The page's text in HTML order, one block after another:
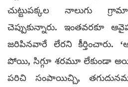
చుట్టుపక్కల నాలుగు
చెప్పుకున్నారు. ఇంతవరకూ
జరిపినవారే లేరని కీర్తించారు.
పోయి, సిగ్గూ శరమూ లేకుండా అయి
పరిచి సంపాయిచ్చి,